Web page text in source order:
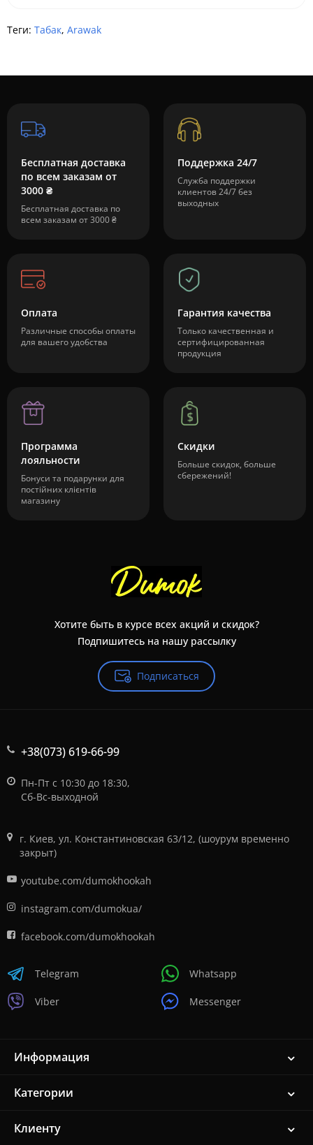
Теги: Табак, Arawak
Бесплатная доставка
по всем заказам от
3000 ₴
Бесплатная доставка по
всем заказам от 3000 ₴
Поддержка 24/7
Служба поддержки
клиентов 24/7 без
выходных
Оплата
Различные способы оплаты
для вашего удобства
Гарантия качества
Только качественная и
сертифицированная
продукция
Программа
лояльности
Бонуси та подарунки для
постійних клієнтів
магазину
Скидки
Больше скидок, больше
сбережений!
Хотите быть в курсе всех акций и скидок?
Подпишитесь на нашу рассылку
Подписаться
+38(073) 619-66-99
Пн-Пт с 10:30 до 18:30,
Сб-Вс-выходной
г. Киев, ул. Константиновская 63/12, (шоурум временно
закрыт)
youtube.com/dumokhookah
instagram.com/dumokua/
facebook.com/dumokhookah
Telegram
Viber
Whatsapp
Messenger
Информация
Категории
Клиенту